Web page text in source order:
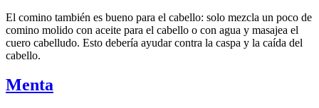
El comino también es bueno para el cabello: solo mezcla un poco de
comino molido con aceite para el cabello o con agua y masajea el
cuero cabelludo. Esto debería ayudar contra la caspa y la caída del
cabello.
Menta